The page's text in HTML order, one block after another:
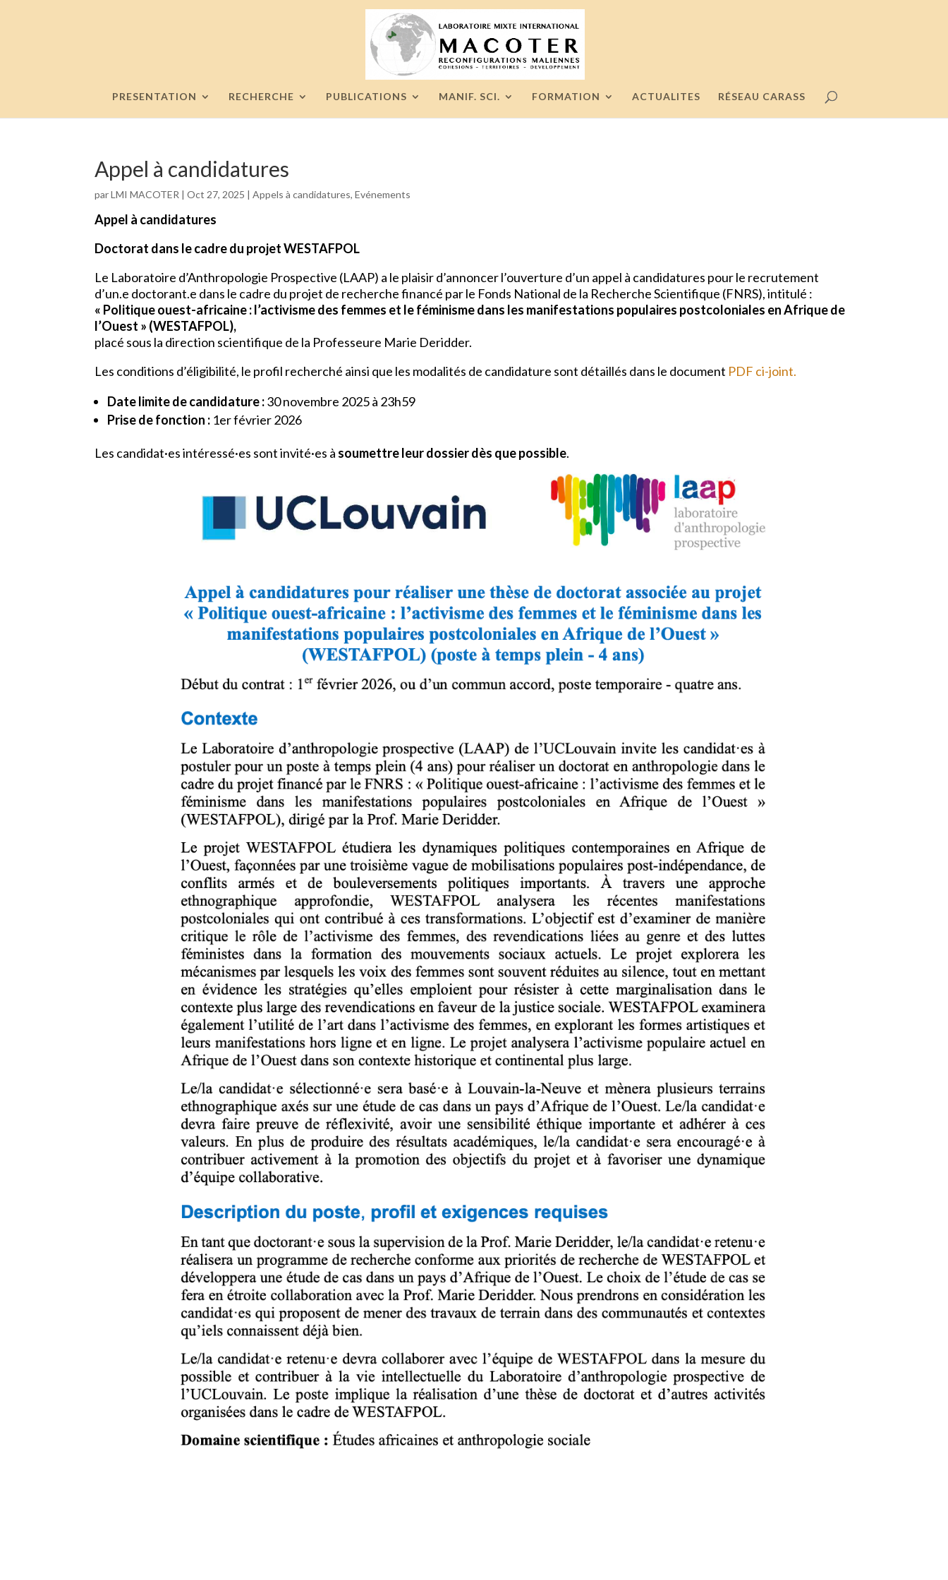
PRESENTATION RECHERCHE PUBLICATIONS MANIF. SCI. FORMATION ACTUALITES RÉSEAU CARASS
Appel à candidatures
parLMI MACOTER |Oct 27, 2025 |Appels à candidatures,Evénements
Appel à candidatures
Doctorat dans le cadre du projet WESTAFPOL
Le Laboratoire d’Anthropologie Prospective (LAAP) a le plaisir d’annoncer l’ouverture d’un appel à candidatures pour le recrutement
d’un.e doctorant.e dans le cadre du projet de recherche financé par le Fonds National de la Recherche Scientifique (FNRS), intitulé :
« Politique ouest-africaine : l’activisme des femmes et le féminisme dans les manifestations populaires postcoloniales en Afrique de
l’Ouest » (WESTAFPOL),
placé sous la direction scientifique de la Professeure Marie Deridder.
Les conditions d’éligibilité, le profil recherché ainsi que les modalités de candidature sont détaillés dans le document PDF ci-joint.
Date limite de candidature :30 novembre 2025 à 23h59
Prise de fonction : 1er février 2026
Les candidat·es intéressé·es sont invité·es à soumettre leur dossier dès que possible.